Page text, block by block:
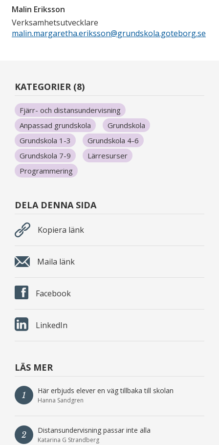
Malin Eriksson
Verksamhetsutvecklare
malin.margaretha.eriksson@grundskola.goteborg.se
KATEGORIER (8)
Fjärr- och distansundervisning
Anpassad grundskola
Grundskola
Grundskola 1-3
Grundskola 4-6
Grundskola 7-9
Lärresurser
Programmering
DELA DENNA SIDA
Kopiera länk
Maila länk
Facebook
LinkedIn
LÄS MER
1 Här erbjuds elever en väg tillbaka till skolan
Hanna Sandgren
2 Distansundervisning passar inte alla
Katarina G Strandberg